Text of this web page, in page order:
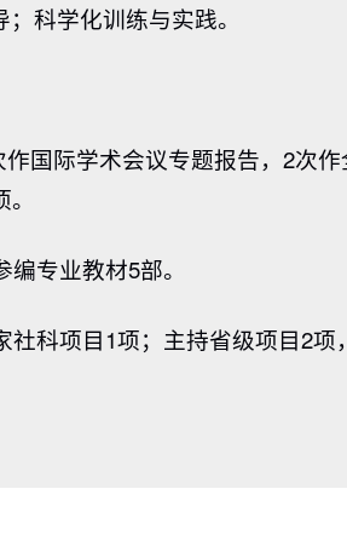
科学化训练与实践。
国际学术会议专题报告，2次
专业教材5部。
科项目1项；主持省级项目2项